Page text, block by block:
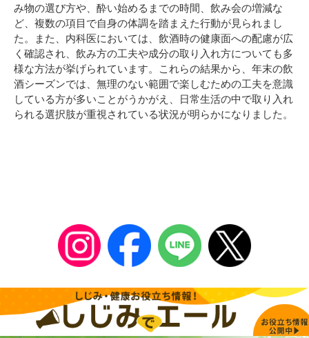
み物の選び方や、酔い始めるまでの時間、飲み会の増減な
ど、複数の項目で自身の体調を踏まえた行動が見られまし
た。また、内科医においては、飲酒時の健康面への配慮が広
く確認され、飲み方の工夫や成分の取り入れ方についても多
様な方法が挙げられています。これらの結果から、年末の飲
酒シーズンでは、無理のない範囲で楽しむための工夫を意識
している方が多いことがうかがえ、日常生活の中で取り入れ
られる選択肢が重視されている状況が明らかになりました。